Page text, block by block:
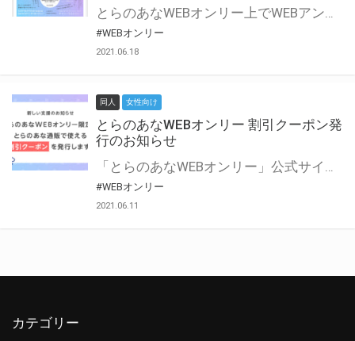
とらのあなWEBオンリー上でWEBアンソロジーが作成できる「記念コメント」について、その使い方や作成手順を解説します！ 支援タイプを「サークル参加型」「サークル参加型・マルシェ(イベント会場)機能付き」でお申し込みいただいている主催者様はぜひご活用ください♪ とらのあなWEBオンリーサイトはこちら
#WEBオンリー
2021.06.18
同人 女性向け
とらのあなWEBオンリー 割引クーポン発
行のお知らせ
「とらのあなWEBオンリー」公式サイトでとらのあな通販の「割引クーポン」を配布中！ イベントごとに開催当日限定で使える割引クーポンのシリアルコードを発行します。 とらのあなWEBオンリーのページをチェックして、イベント当日にお得にお買い物を楽しみましょう♪ ※本キャンペーンは予告なく終了する場合がございます。 とらのあなWEBオンリーサイトはこちら
#WEBオンリー
2021.06.11
カテゴリー